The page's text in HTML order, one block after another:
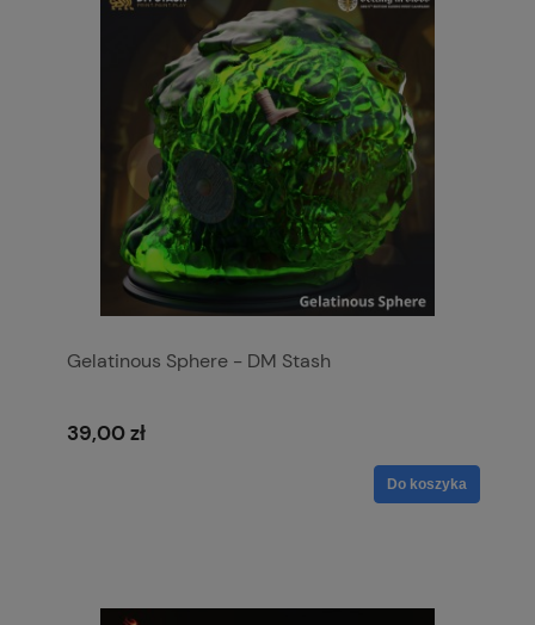
Gelatinous Sphere - DM Stash
39,00 zł
Do koszyka